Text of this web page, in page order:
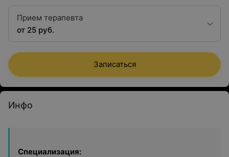
Прием терапевта
от 25 руб.
Записаться
Инфо
Специализация: